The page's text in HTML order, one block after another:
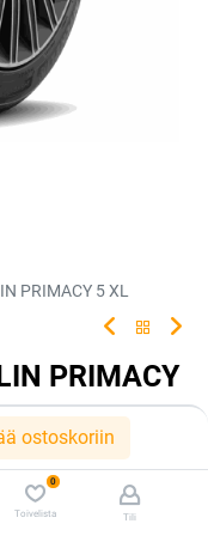
ostoskoriin
0
Toivelista Tili
PRIMACY 5 XL
PRIMACY
Rengas tarjoaa
jolloin sinä ja
kilometri toisensa